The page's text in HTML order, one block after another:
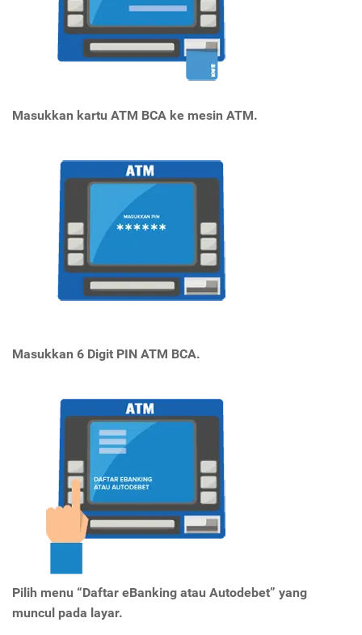
Masukkan kartu ATM BCA ke mesin ATM.
Masukkan 6 Digit PIN ATM BCA.
Pilih menu “Daftar eBanking atau Autodebet” yang
muncul pada layar.